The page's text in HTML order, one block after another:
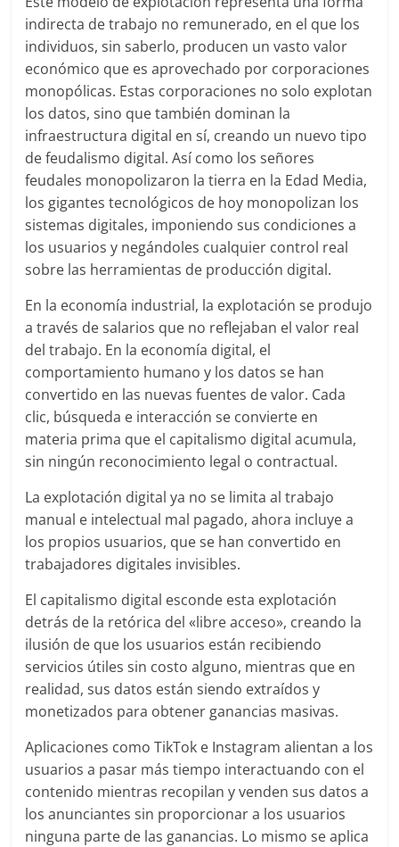
indirecta de trabajo no remunerado, en el que los
individuos, sin saberlo, producen un vasto valor
económico que es aprovechado por corporaciones
monopólicas. Estas corporaciones no solo explotan
los datos, sino que también dominan la
infraestructura digital en sí, creando un nuevo tipo
de feudalismo digital. Así como los señores
feudales monopolizaron la tierra en la Edad Media,
los gigantes tecnológicos de hoy monopolizan los
sistemas digitales, imponiendo sus condiciones a
los usuarios y negándoles cualquier control real
sobre las herramientas de producción digital.
En la economía industrial, la explotación se produjo
a través de salarios que no reflejaban el valor real
del trabajo. En la economía digital, el
comportamiento humano y los datos se han
convertido en las nuevas fuentes de valor. Cada
clic, búsqueda e interacción se convierte en
materia prima que el capitalismo digital acumula,
sin ningún reconocimiento legal o contractual.
La explotación digital ya no se limita al trabajo
manual e intelectual mal pagado, ahora incluye a
los propios usuarios, que se han convertido en
trabajadores digitales invisibles.
El capitalismo digital esconde esta explotación
detrás de la retórica del «libre acceso», creando la
ilusión de que los usuarios están recibiendo
servicios útiles sin costo alguno, mientras que en
realidad, sus datos están siendo extraídos y
monetizados para obtener ganancias masivas.
Aplicaciones como TikTok e Instagram alientan a los
usuarios a pasar más tiempo interactuando con el
contenido mientras recopilan y venden sus datos a
los anunciantes sin proporcionar a los usuarios
ninguna parte de las ganancias. Lo mismo se aplica